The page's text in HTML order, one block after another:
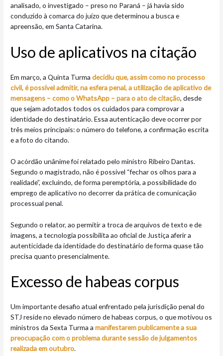
analisado, o investigado – preso no Paraná – já havia sido
conduzido à comarca do juízo que determinou a busca e
apreensão, em Santa Catarina.
Uso de aplicativos na citação
Em março, a Quinta Turmadecidiu que, assim como no processo
civil, é possível admitir, na esfera penal, a utilização de aplicativo de
mensagens – como o WhatsApp – para o ato de citação, desde
que sejam adotados todos os cuidados para comprovar a
identidade do destinatário. Essa autenticação deve ocorrer por
três meios principais: o número do telefone, a confirmação escrita
e a foto do citando.
O acórdão unânime foi relatado pelo ministro Ribeiro Dantas.
Segundo o magistrado, não é possível “fechar os olhos para a
realidade”, excluindo, de forma peremptória, a possibilidade do
emprego de aplicativo no decorrer da prática de comunicação
processual penal.
Segundo o relator, ao permitir a troca de arquivos de texto e de
imagens, a tecnologia possibilita ao oficial de Justiça aferir a
autenticidade da identidade do destinatário de forma quase tão
precisa quanto presencialmente.
Excesso de habeas corpus
Um importante desafio atual enfrentado pela jurisdição penal do
STJ reside no elevado número de habeas corpus, o que motivou os
ministros da Sexta Turma amanifestarem publicamente a sua
preocupação com o problema durante sessão de julgamentos
realizada em outubro.